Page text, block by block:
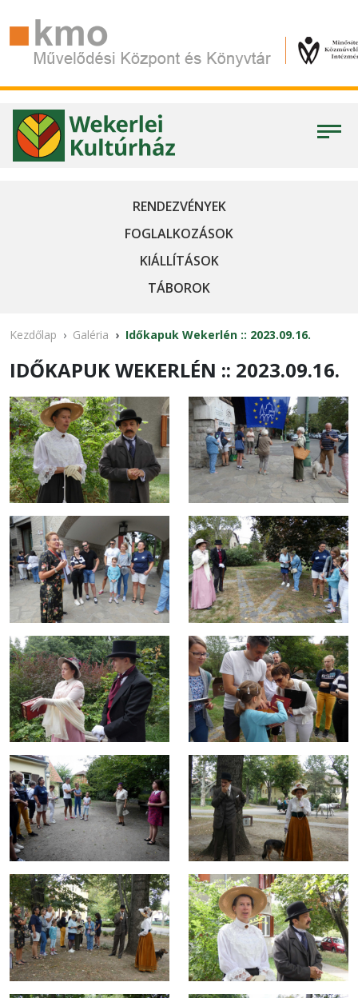
RENDEZVÉNYEK
FOGLALKOZÁSOK
KIÁLLÍTÁSOK
TÁBOROK
Kezdőlap Galéria Időkapuk Wekerlén :: 2023.09.16.
IDŐKAPUK WEKERLÉN :: 2023.09.16.